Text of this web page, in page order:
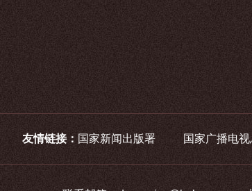
友情链接： 国家新闻出版署 国家广播电视